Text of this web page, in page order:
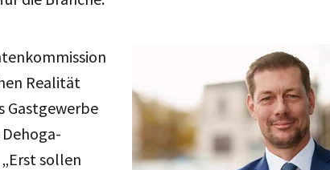
Realität
Gastgewerbe
sollen